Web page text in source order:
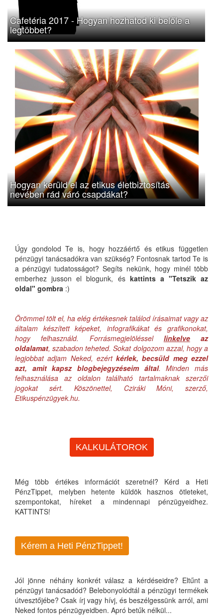
Cafetéria 2017 - Hogyan hozhatod ki belőle a
legtöbbet?
Hogyan kerüld el az etikus életbiztosítás
nevében rád váró csapdákat?
Úgy gondolod Te is, hogy hozzáértő és etikus független
pénzügyi tanácsadókra van szükség? Fontosnak tartod Te is
a pénzügyi tudatosságot? Segíts nekünk, hogy minél több
emberhez jusson el blogunk, és kattints a "Tetszik az
oldal" gombra :)
Örömmel tölt el, ha elég értékesnek találod írásaimat vagy az
általam készített képeket, infografikákat és grafikonokat,
hogy felhasználd. Forrásmegjelöléssel linkelveaz
oldalamat, szabadon teheted. Sokat dolgozom azzal, hogy a
legjobbat adjam Neked, ezértkérlek, becsüld meg ezzel
azt, amit kapsz blogbejegyzéseim által. Minden más
felhasználása az oldalon található tartalmaknak szerzői
jogokat sért. Köszönettel, Cziráki Móni, szerző,
Etikuspénzügyek.hu.
KALKULÁTOROK
Még több értékes információt szeretnél? Kérd a Heti
PénzTippet, melyben hetente küldök hasznos ötleteket,
szempontokat, híreket a mindennapi pénzügyeidhez.
KATTINTS!
Kérem a Heti PénzTippet!
Jól jönne néhány konkrét válasz a kérdéseidre? Eltűnt a
pénzügyi tanácsadód? Belebonyolódtál a pénzügyi termékek
útvesztőjébe? Csak írj vagy hívj, és beszélgessünk arról, ami
Neked fontos pénzügyeidben. Apró betűk nélkül...